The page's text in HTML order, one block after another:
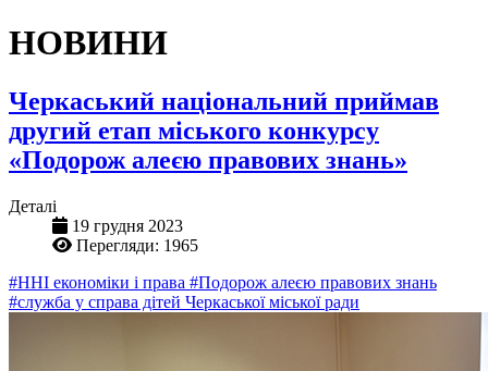
НОВИНИ
Черкаський національний приймав
другий етап міського конкурсу
«Подорож алеєю правових знань»
Деталі
19 грудня 2023
Перегляди: 1965
#ННІ економіки і права #Подорож алеєю правових знань
#служба у справа дітей Черкаської міської ради